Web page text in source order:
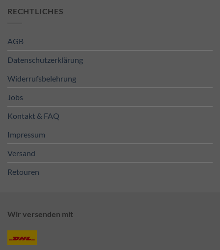
RECHTLICHES
AGB
Datenschutzerklärung
Widerrufsbelehrung
Jobs
Kontakt & FAQ
Impressum
Versand
Retouren
Wir versenden mit